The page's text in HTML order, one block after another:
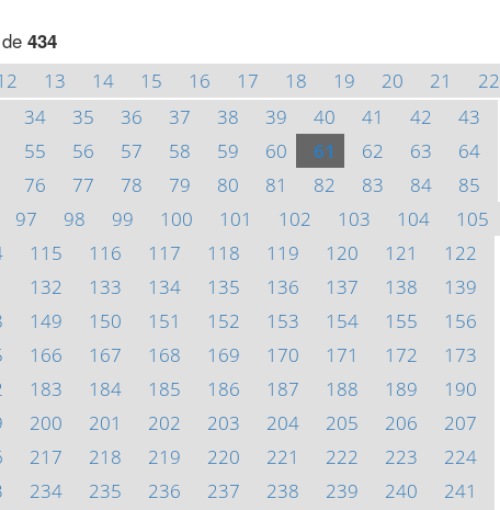
de 434
13 14 15 16 17 18 19 20 21
22
34 35 36 37 38 39 40 41 42
43
55 56 57 58 59 60 61 62 63
64
76 77 78 79 80 81 82 83 84
85
97 98 99 100 101 102 103 104
105
115 116 117 118 119 120 121
122
132 133 134 135 136 137 138
139
149 150 151 152 153 154 155
156
166 167 168 169 170 171 172
173
183 184 185 186 187 188 189
190
200 201 202 203 204 205 206
207
217 218 219 220 221 222 223
224
234 235 236 237 238 239 240 241